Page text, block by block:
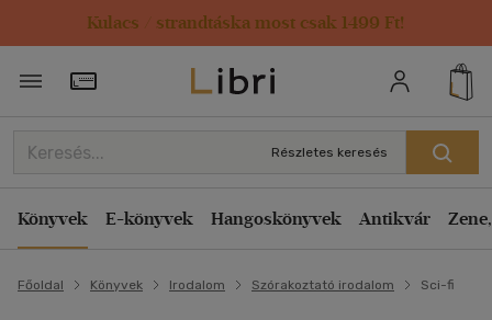
Kulacs / strandtáska most csak 1499 Ft!
Törzsvásárlói Kártya adatai
Részletes keresés
Könyvek E-könyvek Hangoskönyvek Antikvár
Főoldal Könyvek Irodalom Szórakoztató irodalom Sci-fi